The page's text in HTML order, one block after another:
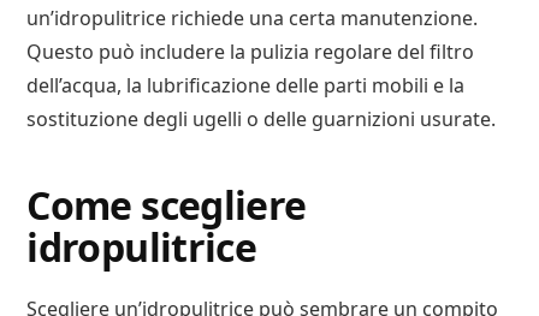
un’idropulitrice richiede una certa manutenzione.
Questo può includere la pulizia regolare del filtro
dell’acqua, la lubrificazione delle parti mobili e la
sostituzione degli ugelli o delle guarnizioni usurate.
Come scegliere
idropulitrice
Scegliere un’idropulitrice può sembrare un compito